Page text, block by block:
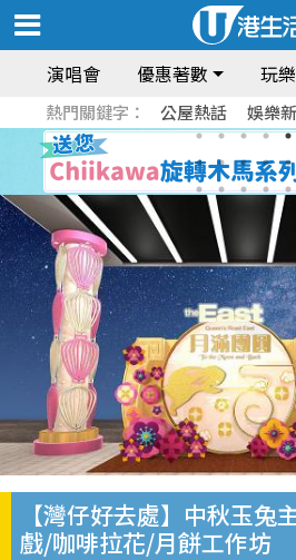
演唱會 優惠著數 玩
熱門關鍵字： 公屋熱話 娛樂
【灣仔好去處】中秋玉兔
戲/咖啡拉花/月餅工作坊